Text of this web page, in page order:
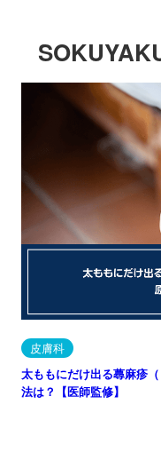
皮膚科
太ももにだけ出る蕁麻疹
法は？【医師監修】